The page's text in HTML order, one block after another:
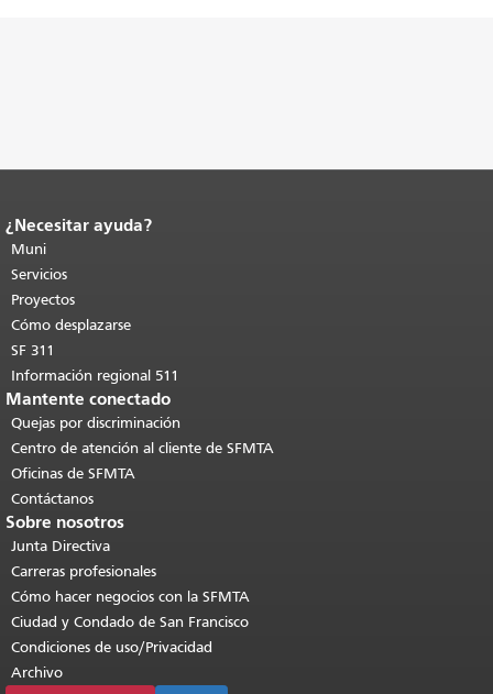
Fin del contenido de la página.
de esta página se repite en todas las
páginas.Volver al principio del
contenido principal
¿Necesitar ayuda?
Muni
Servicios
Proyectos
Cómo desplazarse
SF 311
Información regional 511
Mantente conectado
Quejas por discriminación
Centro de atención al cliente de SFMTA
Oficinas de SFMTA
Contáctanos
Sobre nosotros
Junta Directiva
Carreras profesionales
Cómo hacer negocios con la SFMTA
Ciudad y Condado de San Francisco
Condiciones de uso/Privacidad
Archivo